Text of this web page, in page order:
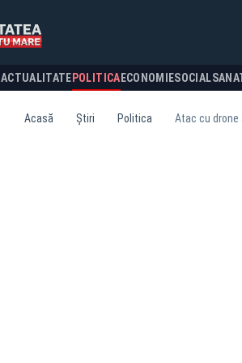
ACTUALITATE POLITICA ECONOMIESOCIAL
Acasă Știri Politica Atac cu drone